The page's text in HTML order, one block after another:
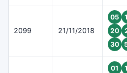
2099 21/11/2018
05
20
30
01